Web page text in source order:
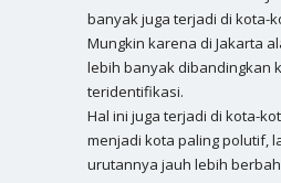
banyak juga terjadi di kota-
Mungkin karena di Jakarta
lebih banyak dibandingkan
teridentifikasi.
Hal ini juga terjadi di kota-
menjadi kota paling polutif,
urutannya jauh lebih